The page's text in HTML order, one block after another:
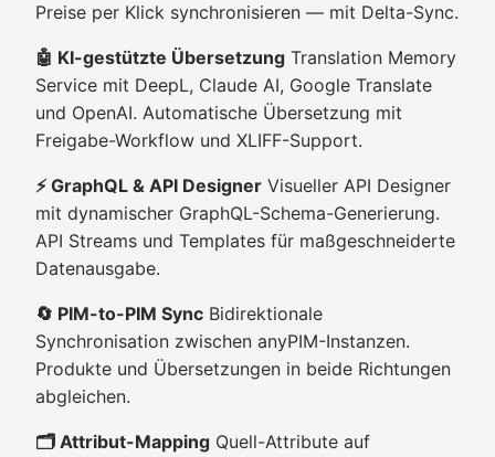
Preise per Klick synchronisieren — mit Delta-Sync.
🤖 KI-gestützte Übersetzung Translation Memory
Service mit DeepL, Claude AI, Google Translate
und OpenAI. Automatische Übersetzung mit
Freigabe-Workflow und XLIFF-Support.
⚡ GraphQL & API Designer Visueller API Designer
mit dynamischer GraphQL-Schema-Generierung.
API Streams und Templates für maßgeschneiderte
Datenausgabe.
🔄 PIM-to-PIM Sync Bidirektionale
Synchronisation zwischen anyPIM-Instanzen.
Produkte und Übersetzungen in beide Richtungen
abgleichen.
🗂️ Attribut-Mapping Quell-Attribute auf